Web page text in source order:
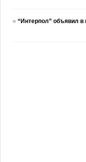
« “Интерпол” объявил в